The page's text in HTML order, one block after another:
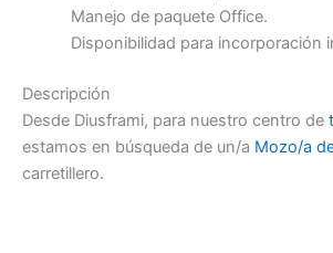
Manejo de paquete Office.
Disponibilidad para incorporación
Descripción
Desde Diusframi, para nuestro centro de
estamos en búsqueda de un/a Mozo/a
carretillero.